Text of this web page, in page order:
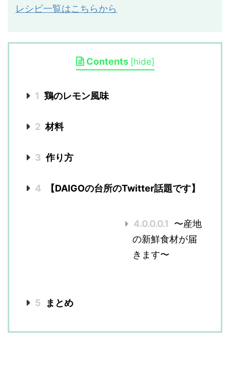
レシピ一覧はこちらから
Contents [hide]
1 鶏のレモン風味
2 材料
3 作り方
4 【DAIGOの台所のTwitter話題です】
4.0.0.0.1
〜産地
の新鮮食材が届
きます〜
5 まとめ